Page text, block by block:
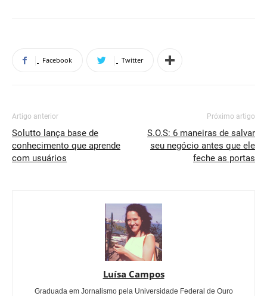
Facebook Twitter
Artigo anterior
Solutto lança base de
conhecimento que aprende
com usuários
Próximo artigo
S.O.S: 6 maneiras de salvar
seu negócio antes que ele
feche as portas
Luísa Campos
Graduada em Jornalismo pela Universidade Federal de Ouro